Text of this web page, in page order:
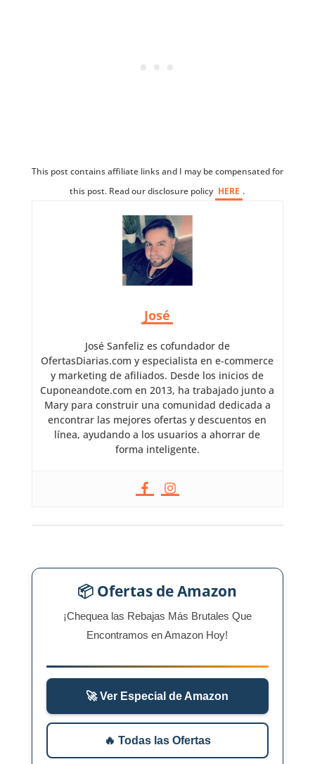
This post contains affiliate links and I may be compensated for
this post. Read our disclosure policy HERE .
José
José Sanfeliz es cofundador de
OfertasDiarias.com y especialista en e-commerce
y marketing de afiliados. Desde los inicios de
Cuponeandote.com en 2013, ha trabajado junto a
Mary para construir una comunidad dedicada a
encontrar las mejores ofertas y descuentos en
línea, ayudando a los usuarios a ahorrar de
forma inteligente.
📦 Ofertas de Amazon
¡Chequea las Rebajas Más Brutales Que
Encontramos en Amazon Hoy!
🚀 Ver Especial de Amazon
🔥 Todas las Ofertas